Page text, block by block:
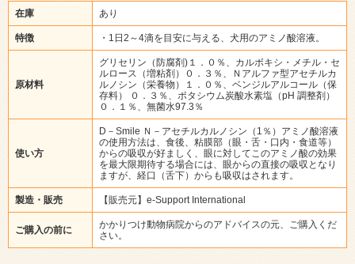
在庫 あり
特徴 ・1日2～4滴を目安に与える、犬用のアミノ酸溶液。
原材料
グリセリン（防腐剤)１．０％、カルボキシ・メチル・セ
ルロース（増粘剤）０．３％、Ｎアルファ型アセチルカ
ルノシン（栄養物）１．０％、ベンジルアルコール（保
存料） ０．３％、ポタシウム炭酸水素塩（pH 調整剤）
０．１％、無菌水97.3％
使い方
D－Smile Ｎ－アセチルカルノシン（1％）アミノ酸溶液
の使用方法は、食後、粘膜部（眼・舌・口内・食道等）
からの吸収が好ましく、眼に対してこのアミノ酸の効果
を最大限期待する場合には、眼からの直接の吸収となり
ますが、経口（舌下）からも吸収はされます。
製造・販売 【販売元】e-Support International
ご購入の前に
かかりつけ動物病院からのアドバイスの元、ご購入くだ
さい。